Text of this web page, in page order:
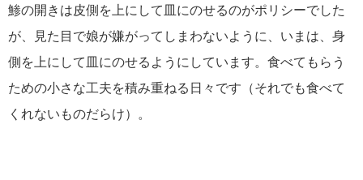
鯵の開きは皮側を上にして皿にのせるのがポリシーでした
が、見た目で娘が嫌がってしまわないように、いまは、身
側を上にして皿にのせるようにしています。食べてもらう
ための小さな工夫を積み重ねる日々です（それでも食べて
くれないものだらけ）。